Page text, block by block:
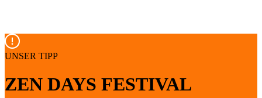
UNSER TIPP
ZEN DAYS FESTIVAL